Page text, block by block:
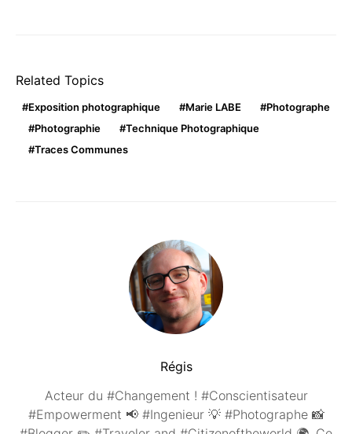
Related Topics
Exposition photographique Marie LABE
Photographe
Photographie
Technique Photographique
Traces Communes
Régis
Acteur du #Changement ! #Conscientisateur
#Empowerment 📢 #Ingenieur 💡 #Photographe 📸